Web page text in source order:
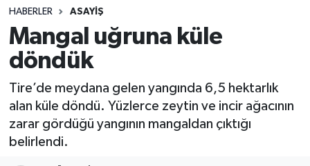
HABERLER ASAYİŞ
Mangal uğruna küle
döndük
Tire’de meydana gelen yangında 6,5 hektarlık
alan küle döndü. Yüzlerce zeytin ve incir ağacının
zarar gördüğü yangının mangaldan çıktığı
belirlendi.
Tire Hava Durumu
Tire Trafik Yoğunluk Haritası
Tüm Manşetler
Son Dakika Haberleri